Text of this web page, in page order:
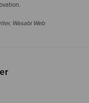
Wasabi Web